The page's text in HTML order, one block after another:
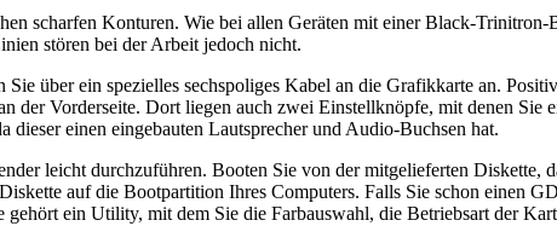
scharfen Konturen. Wie bei allen Geräten mit einer Black-
stören bei der Arbeit jedoch nicht.
über ein spezielles sechspoliges Kabel an die Grafikkarte an.
Vorderseite. Dort liegen auch zwei Einstellknöpfe, mit denen Sie
einen eingebauten Lautsprecher und Audio-Buchsen hat.
leicht durchzuführen. Booten Sie von der mitgelieferten Diskette,
auf die Bootpartition Ihres Computers. Falls Sie schon einen
ein Utility, mit dem Sie die Farbauswahl, die Betriebsart der